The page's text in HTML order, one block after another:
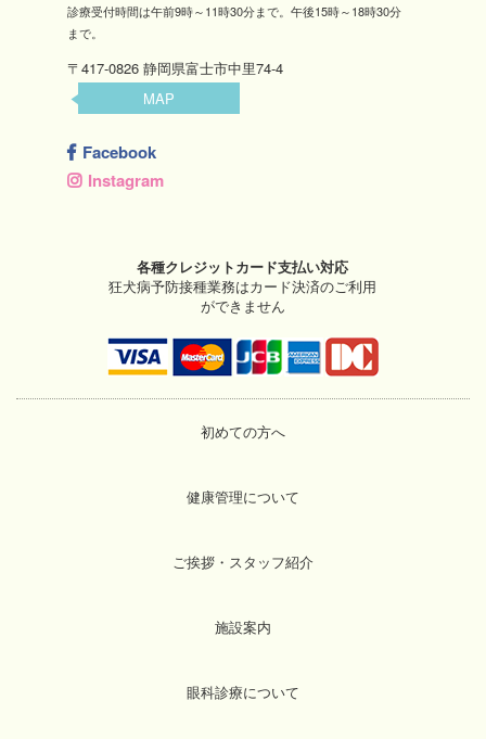
診療受付時間は午前9時～11時30分まで。午後15時～18時30分
まで。
〒417-0826 静岡県富士市中里74-4
MAP
Facebook
Instagram
各種クレジットカード支払い対応
狂犬病予防接種業務はカード決済のご利用
ができません
初めての方へ
健康管理について
ご挨拶・スタッフ紹介
施設案内
眼科診療について